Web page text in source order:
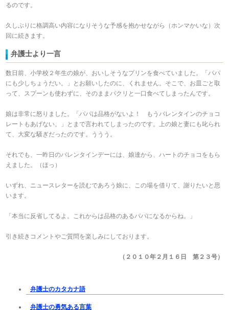
るのです。
久しぶりに格調高い内容になりそうな予感を抱かせながら（ホンマかいな）次
回に続きます。
弁護士より一言
数日前、小学校２年生の娘が、おいしそうなプリンを食べていました。「パパ
にも少しちょうだい。」とお願いしたのに、くれません。そこで、お皿ごと取
って、スプーンも使わずに、そのままパクリと一口食べてしまったんです。
娘は非常に怒りました。「パパは品格がないよ！ もうバレンタインのチョコ
レートもあげない。」とまで言われてしまったのです。上の娘と妻にも叱られ
て、大変な騒ぎだったのです。ううう。
それでも、一昨日のバレンタインデーには、娘達から、ハートのチョコをもら
えました。（ほっ）
いずれ、ニュースレターを読むであろう娘に、この場を借りて、謝りたいと思
います。
「本当に反省してるよ。これからは品格のあるパパになるからね。」
引き続きコメントやご質問を楽しみにしております。
（２０１０年２月１６日 第２３号）
弁護士のカタカナ語
弁護士の勇気ある言葉